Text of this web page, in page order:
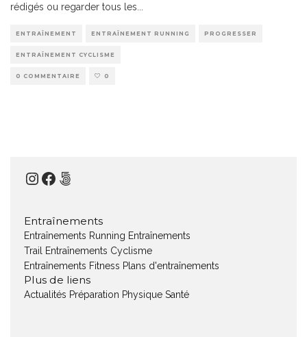
rédigés ou regarder tous les
ENTRAÎNEMENT ENTRAÎNEMENT RUNNING PROGRESSER
ENTRAÎNEMENT CYCLISME
0 COMMENTAIRE 0
Instagram
Facebook
500px
Entraînements
Entraînements Running Entraînements
Trail
Entraînements Cyclisme
Entraînements Fitness Plans d'entraînements
Plus de liens
Actualités Préparation Physique Santé